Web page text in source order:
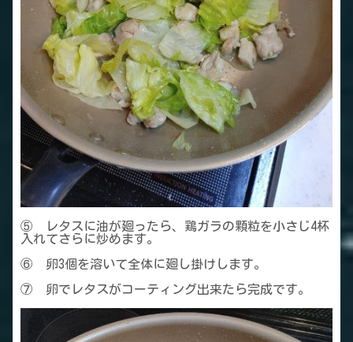
⑤ レタスに油が廻ったら、鶏ガラの顆粒を小さじ4杯
入れてさらに炒めます。
⑥ 卵3個を溶いて全体に廻し掛けします。
⑦ 卵でレタスがコーティング出来たら完成です。